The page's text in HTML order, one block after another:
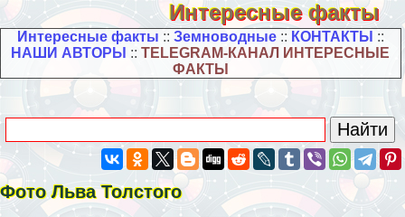
Интересные факты
Интересные факты :: Земноводные:: КОНТАКТЫ ::
НАШИ АВТОРЫ ::TELEGRAM-КАНАЛ ИНТЕРЕСНЫЕ
ФАКТЫ
Фото Льва Толстого